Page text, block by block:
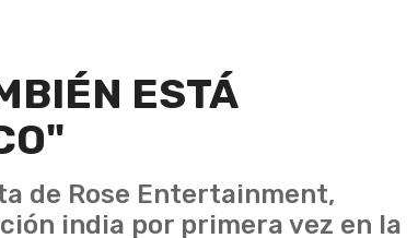
ESTÁ
de Rose Entertainment,
india por primera vez en la